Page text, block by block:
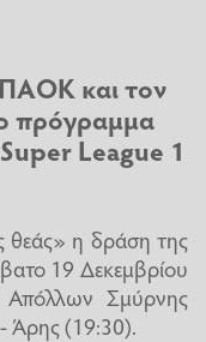
και τον
πρόγραμμα
Super League 1
θεάς» η δράση της
19 Δεκεμβρίου
Σμύρνης
Άρης (19:30).